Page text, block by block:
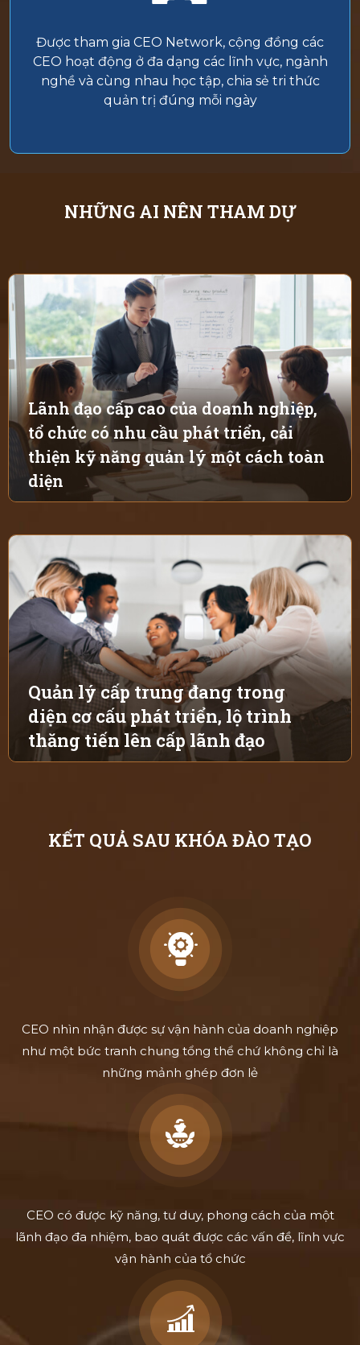
Được tham gia CEO Network, cộng đồng các
CEO hoạt động ở đa dạng các lĩnh vực, ngành
nghề và cùng nhau học tập, chia sẻ tri thức
quản trị đúng mỗi ngày
NHỮNG AI NÊN THAM DỰ
Lãnh đạo cấp cao của doanh nghiệp,
tổ chức có nhu cầu phát triển, cải
thiện kỹ năng quản lý một cách toàn
diện
Quản lý cấp trung đang trong
diện cơ cấu phát triển, lộ trình
thăng tiến lên cấp lãnh đạo
KẾT QUẢ SAU KHÓA ĐÀO TẠO
CEO nhìn nhận được sự vận hành của doanh nghiệp
như một bức tranh chung tổng thể chứ không chỉ là
những mảnh ghép đơn lẻ
CEO có được kỹ năng, tư duy, phong cách của một
lãnh đạo đa nhiệm, bao quát được các vấn đề, lĩnh vực
vận hành của tổ chức